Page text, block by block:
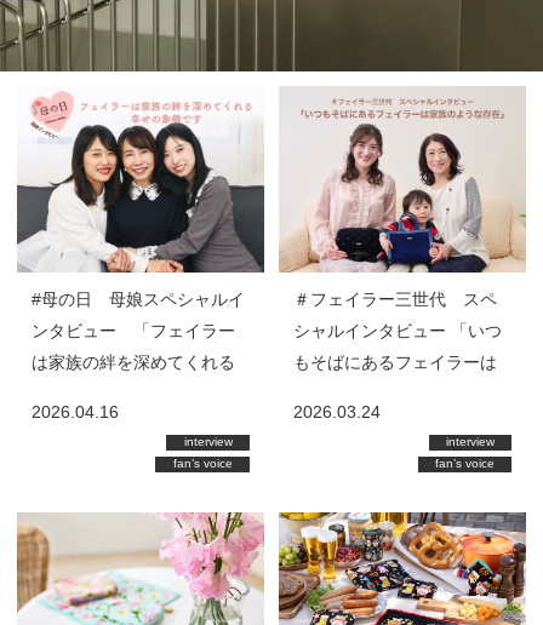
#母の日 母娘スペシャルイ
ンタビュー 「フェイラー
は家族の絆を深めてくれる
2026.04.16
interview
fan’s voice
＃フェイラー三世代 スペ
シャルインタビュー 「いつ
もそばにあるフェイラーは
2026.03.24
interview
fan’s voice